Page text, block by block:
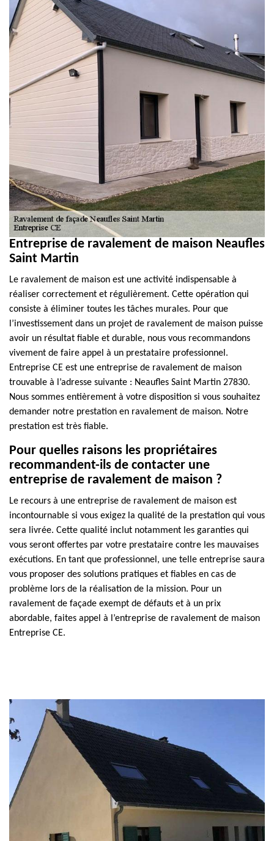
Entreprise de ravalement de maison Neaufles
Saint Martin
Le ravalement de maison est une activité indispensable à
réaliser correctement et régulièrement. Cette opération qui
consiste à éliminer toutes les tâches murales. Pour que
l’investissement dans un projet de ravalement de maison puisse
avoir un résultat fiable et durable, nous vous recommandons
vivement de faire appel à un prestataire professionnel.
Entreprise CE est une entreprise de ravalement de maison
trouvable à l’adresse suivante : Neaufles Saint Martin 27830.
Nous sommes entièrement à votre disposition si vous souhaitez
demander notre prestation en ravalement de maison. Notre
prestation est très fiable.
Pour quelles raisons les propriétaires
recommandent-ils de contacter une
entreprise de ravalement de maison ?
Le recours à une entreprise de ravalement de maison est
incontournable si vous exigez la qualité de la prestation qui vous
sera livrée. Cette qualité inclut notamment les garanties qui
vous seront offertes par votre prestataire contre les mauvaises
exécutions. En tant que professionnel, une telle entreprise saura
vous proposer des solutions pratiques et fiables en cas de
problème lors de la réalisation de la mission. Pour un
ravalement de façade exempt de défauts et à un prix
abordable, faites appel à l’entreprise de ravalement de maison
Entreprise CE.